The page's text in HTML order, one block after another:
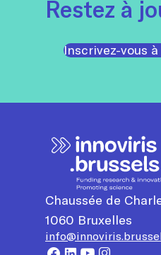
Restez à
Inscrivez-vous
Chaussée de
1060 Bruxelles